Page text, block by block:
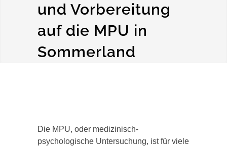
und Vorbereitung
auf die MPU in
Sommerland
Die MPU, oder medizinisch-
psychologische Untersuchung, ist für viele